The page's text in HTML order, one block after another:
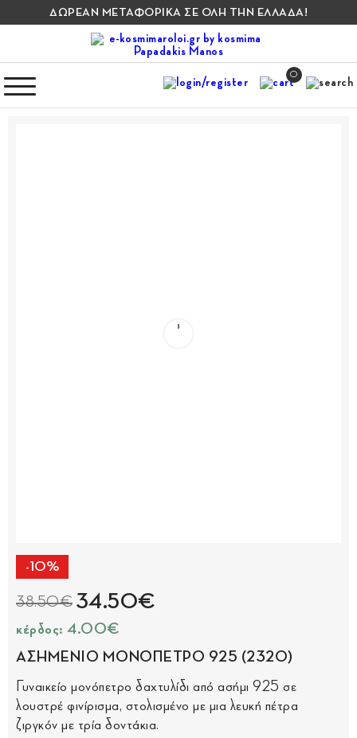
ΔΩΡΕΑΝ ΜΕΤΑΦΟΡΙΚΑ ΣΕ ΟΛΗ ΤΗΝ ΕΛΛΑΔΑ!
0
-10%
38.50€ 34.50€
κέρδος: 4.00€
ΑΣΗΜΕΝΙΟ ΜΟΝΟΠΕΤΡΟ 925 (2320)
Γυναικείο μονόπετρο δαχτυλίδι από ασήμι 925 σε
λουστρέ φινίρισμα, στολισμένο με μια λευκή πέτρα
ζιργκόν με τρία δοντάκια.